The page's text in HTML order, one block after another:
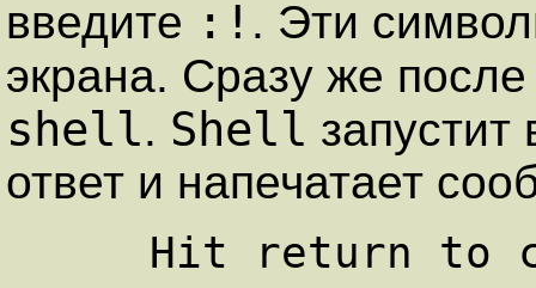
введите :! . Эти
экрана. Сразу же
shell. Shell
ответ и напечатает